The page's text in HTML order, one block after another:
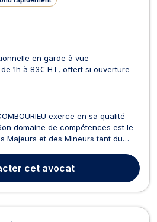
en garde à vue
1h à 83€ HT, offert si ouverture
exerce en sa qualité
domaine de compétences est le
Majeurs et des Mineurs tant du
Enfants le Droit de la Famille.Elle
parisiens et...
cet avocat